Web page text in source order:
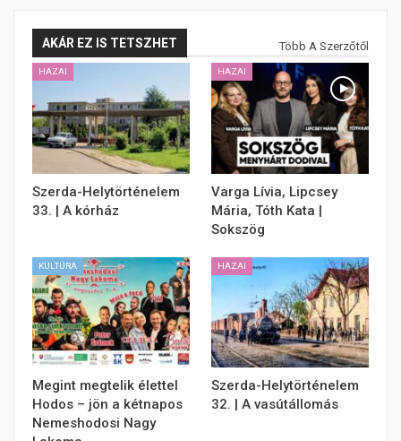
AKÁR EZ IS TETSZHET Több A Szerzőtől
HAZAI
Szerda-Helytörténelem
33. | A kórház
HAZAI
Varga Lívia, Lipcsey
Mária, Tóth Kata |
Sokszög
KULTÚRA
Megint megtelik élettel
Hodos – jön a kétnapos
Nemeshodosi Nagy
HAZAI
Szerda-Helytörténelem
32. | A vasútállomás